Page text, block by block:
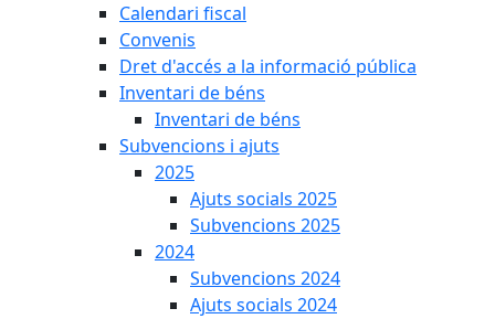
Calendari fiscal
Convenis
Dret d'accés a la informació pública
Inventari de béns
Inventari de béns
Subvencions i ajuts
2025
Ajuts socials 2025
Subvencions 2025
2024
Subvencions 2024
Ajuts socials 2024